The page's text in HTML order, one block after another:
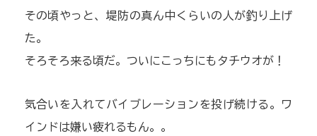
その頃やっと、堤防の真ん中くらいの人が釣り上げ
た。
そろそろ来る頃だ。ついにこっちにもタチウオが！
気合いを入れてバイブレーションを投げ続ける。ワ
インドは嫌い疲れるもん。。